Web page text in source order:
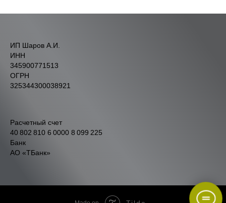
ИП Шаров А.И.
ИНН
345900771513
ОГРН
325344300038921
Расчетный счет
40 802 810 6 0000 8 099 225
Банк
АО «ТБанк»